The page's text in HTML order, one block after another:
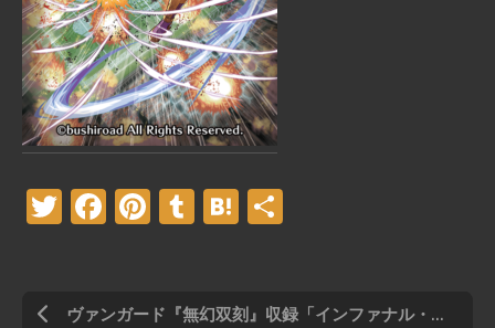
Twitter
Facebook
Pinterest
TumblrHatena
ヴァンガード『無幻双刻』収録「インファナル・ボンバードメント」